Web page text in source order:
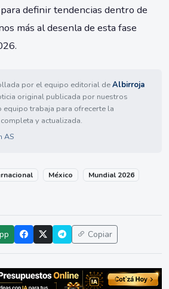
definir tendencias dentro de
más al desenla de esta fase
por el equipo editorial deAlbirroja
original publicada por nuestros
equipo trabaja para ofrecerte la
y actualizada.
AS
México
Mundial 2026
Copiar